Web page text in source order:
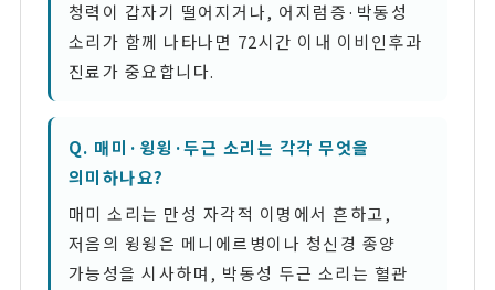
청력이 갑자기 떨어지거나, 어지럼증·박동성
소리가 함께 나타나면 72시간 이내 이비인후과
진료가 중요합니다.
Q. 매미·윙윙·두근 소리는 각각 무엇을
의미하나요?
매미 소리는 만성 자각적 이명에서 흔하고,
저음의 윙윙은 메니에르병이나 청신경 종양
가능성을 시사하며, 박동성 두근 소리는 혈관